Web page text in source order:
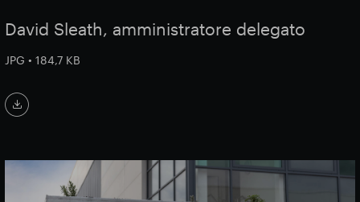
David Sleath, amministratore delegato
JPG • 184,7 KB